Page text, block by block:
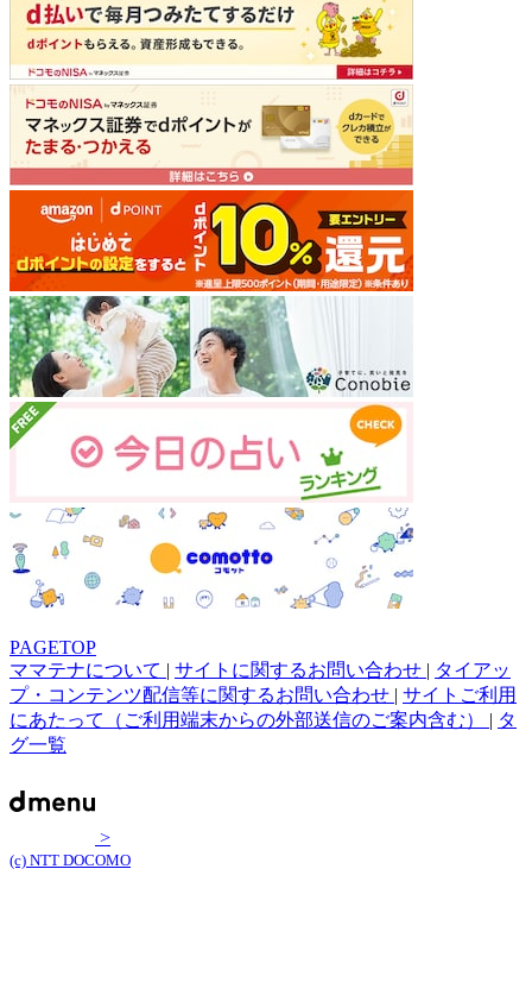
PAGETOP
ママテナについて | サイトに関するお問い合わせ | タイアッ
プ・コンテンツ配信等に関するお問い合わせ | サイトご利用
にあたって（ご利用端末からの外部送信のご案内含む） | タ
グ一覧
>
(c) NTT DOCOMO